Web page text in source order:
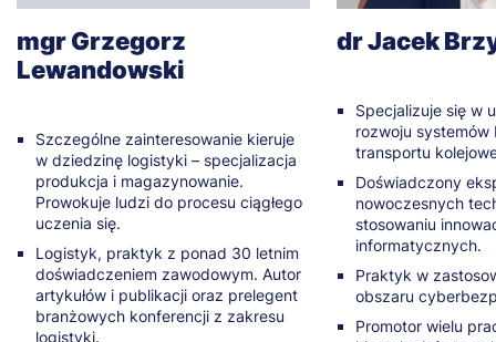
mgr Grzegorz
Lewandowski
Szczególne zainteresowanie kieruje
w dziedzinę logistyki – specjalizacja
produkcja i magazynowanie.
Prowokuje ludzi do procesu ciągłego
uczenia się.
Logistyk, praktyk z ponad 30 letnim
doświadczeniem zawodowym. Autor
artykułów i publikacji oraz prelegent
branżowych konferencji z zakresu
logistyki.
dr Jacek
Specjalizuje się w
rozwoju systemów
transportu
Doświadczony
nowoczesnych
stosowaniu
informatycznych.
Praktyk w
obszaru
Promotor wielu